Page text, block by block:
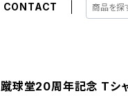
CONTACT
蹴球堂20周年記念 Tシ